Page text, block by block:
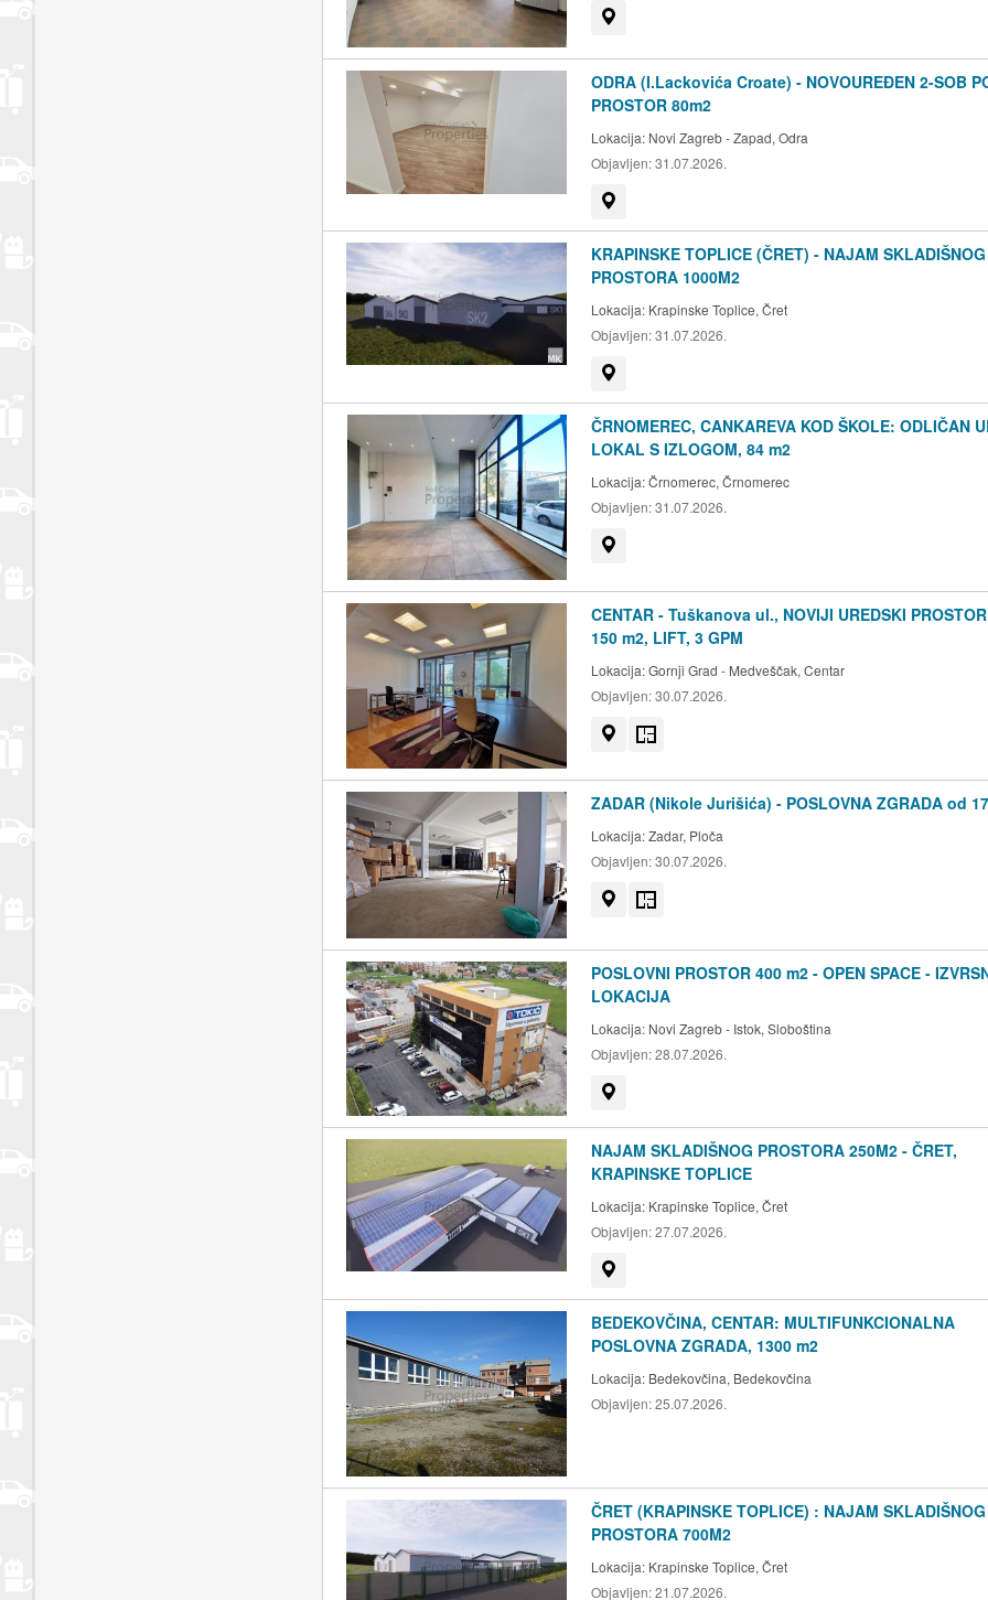
ODRA (I.Lackovića Croate) - NOVOUREĐEN 2-SOB
PROSTOR 80m2
Lokacija: Novi Zagreb - Zapad, Odra
Objavljen:31.07.2026.
KRAPINSKE TOPLICE (ČRET) - NAJAM SKLADIŠNOG
PROSTORA 1000M2
Lokacija: Krapinske Toplice, Čret
Objavljen:31.07.2026.
ČRNOMEREC, CANKAREVA KOD ŠKOLE: ODLIČAN
LOKAL S IZLOGOM, 84 m2
Lokacija:Črnomerec, Črnomerec
Objavljen:31.07.2026.
CENTAR - Tuškanova ul., NOVIJI UREDSKI
150 m2, LIFT, 3 GPM
Lokacija:Gornji Grad - Medveščak, Centar
Objavljen:30.07.2026.
ZADAR (Nikole Jurišića) - POSLOVNA ZGRADA od
Lokacija:Zadar, Ploča
Objavljen:30.07.2026.
POSLOVNI PROSTOR 400 m2 - OPEN SPACE -
LOKACIJA
Lokacija: Novi Zagreb - Istok, Sloboština
Objavljen:28.07.2026.
NAJAM SKLADIŠNOG PROSTORA 250M2 - ČRET,
KRAPINSKE TOPLICE
Lokacija: Krapinske Toplice, Čret
Objavljen:27.07.2026.
BEDEKOVČINA, CENTAR: MULTIFUNKCIONALNA
POSLOVNA ZGRADA, 1300 m2
Lokacija: Bedekovčina, Bedekovčina
Objavljen:25.07.2026.
ČRET (KRAPINSKE TOPLICE) : NAJAM SKLADIŠNOG
PROSTORA 700M2
Lokacija: Krapinske Toplice, Čret
Objavljen:21.07.2026.